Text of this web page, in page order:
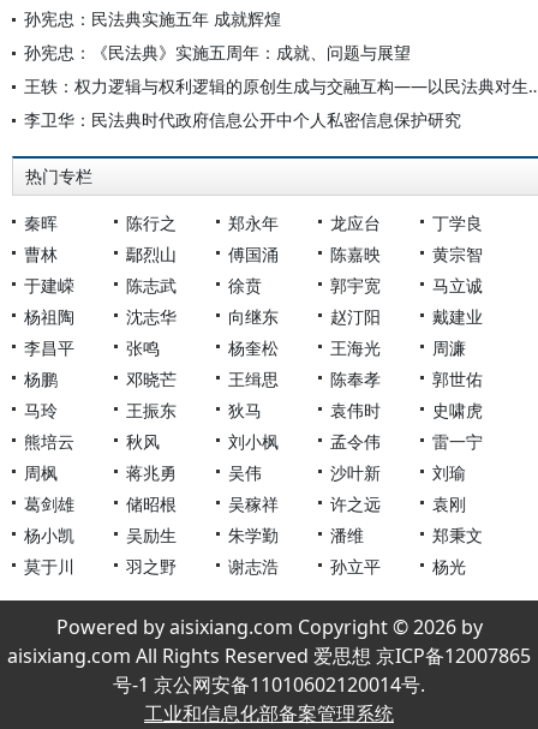
孙宪忠：民法典实施五年 成就辉煌
孙宪忠：《民法典》实施五周年：成就、问题与展望
王轶：权力逻辑与权利逻辑的原创
李卫华：民法典时代政府信息公开中个人私密信息保护研究
热门专栏
秦晖 陈行之 郑永年 龙应台
丁学良
曹林
鄢烈山 傅国涌 陈嘉映
黄宗智
于建嵘
陈志武 徐贲 郭宇宽
马立诚
杨祖陶
沈志华 向继东 赵汀阳
戴建业
李昌平
张鸣 杨奎松 王海光
周濂
杨鹏
邓晓芒 王缉思 陈奉孝
郭世佑
马玲
王振东 狄马 袁伟时
史啸虎
熊培云
秋风 刘小枫 孟令伟
雷一宁
周枫
蒋兆勇 吴伟 沙叶新
刘瑜
葛剑雄
储昭根 吴稼祥 许之远
袁刚
杨小凯
吴励生 朱学勤 潘维
郑秉文
莫于川
羽之野 谢志浩 孙立平 杨光
Powered by aisixiang.com Copyright © 2026 by
aisixiang.com All Rights Reserved 爱思想 京ICP备12007865
号-1 京公网安备11010602120014号.
工业和信息化部备案管理系统